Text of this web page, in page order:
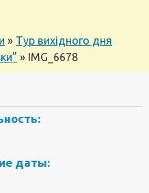
» Тур вихідного дня
» IMG_6678
даты: